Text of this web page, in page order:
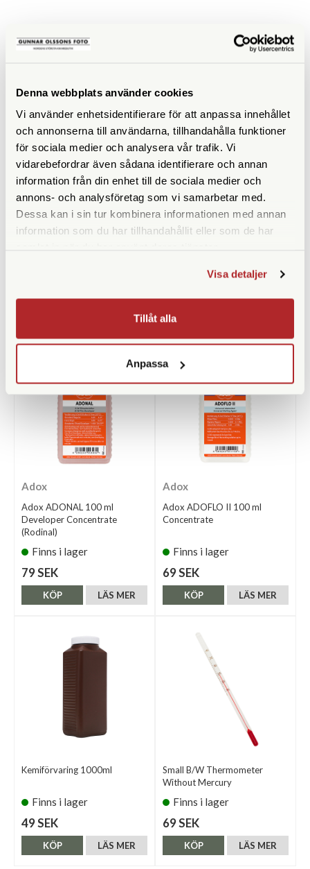
Denna webbplats använder cookies
Vi använder enhetsidentifierare för att anpassa innehållet
och annonserna till användarna, tillhandahålla funktioner
för sociala medier och analysera vår trafik. Vi
vidarebefordrar även sådana identifierare och annan
information från din enhet till de sociala medier och
annons- och analysföretag som vi samarbetar med.
Dessa kan i sin tur kombinera informationen med annan
information som du har tillhandahållit eller som de har
Visa detaljer
Tillåt alla
Anpassa
ANDRA KÖPTE ÄVEN
Manfrotto
79 SEK
LÄS MER
Adox
Finns i lager
59 SEK
Adox
Adox ADONAL 100 ml
Developer Concentrate
(Rodinal)
Finns i lager
79 SEK
LÄS MER
KÖP
Adox
Adox ADOFLO II 100 ml
Concentrate
Finns i lager
69 SEK
LÄS MER
KÖP
Kemiförvaring 1000ml
Finns i lager
49 SEK
LÄS MER
KÖP
Small B/W Thermometer
Without Mercury
Finns i lager
69 SEK
LÄS MER
KÖP